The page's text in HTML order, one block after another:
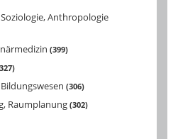
Anthropologie
399
327
306
Raumplanung 302